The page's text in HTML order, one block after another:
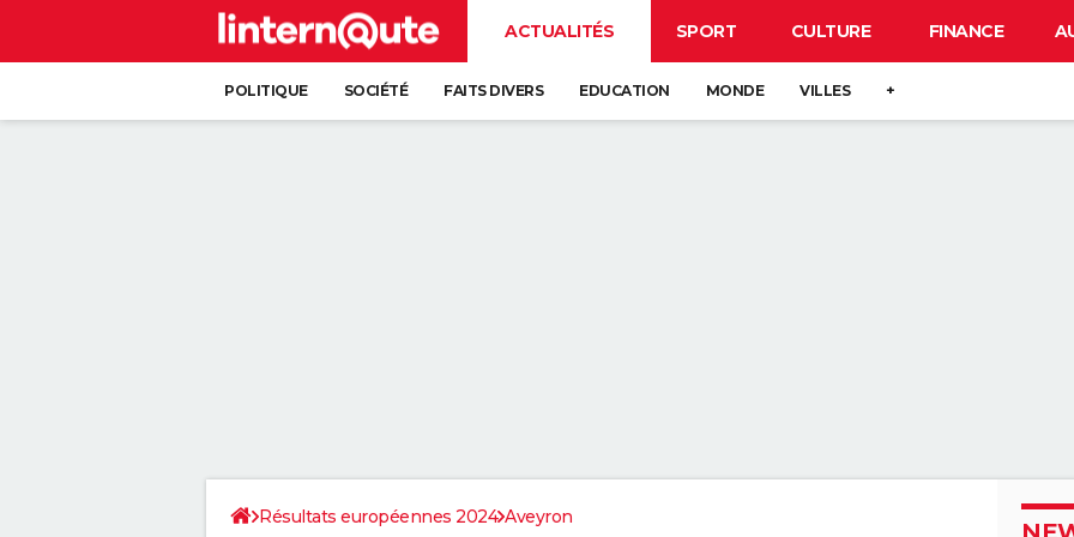
ACTUALITÉS SPORT CULTURE FINANCE
POLITIQUE SOCIÉTÉ FAITS DIVERS EDUCATION MONDE VILLES +
Résultats européennes 2024 Aveyron